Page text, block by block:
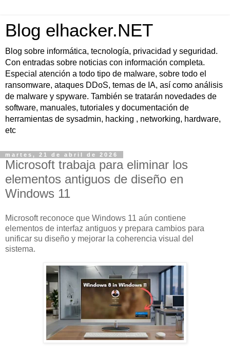
Blog elhacker.NET
Blog sobre informática, tecnología, privacidad y seguridad.
Con entradas sobre noticias con información completa.
Especial atención a todo tipo de malware, sobre todo el
ransomware, ataques DDoS, temas de IA, así como análisis
de malware y spyware. También se tratarán novedades de
software, manuales, tutoriales y documentación de
herramientas de sysadmin, hacking , networking, hardware,
etc
martes, 21 de abril de 2026
Microsoft trabaja para eliminar los
elementos antiguos de diseño en
Windows 11
Microsoft reconoce que Windows 11 aún contiene
elementos de interfaz antiguos y prepara cambios para
unificar su diseño y mejorar la coherencia visual del
sistema.